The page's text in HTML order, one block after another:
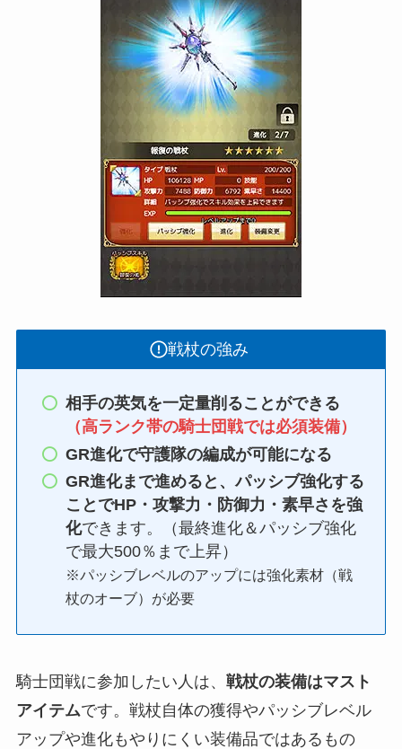
戦杖の強み
相手の英気を一定量削ることができる
（高ランク帯の騎士団戦では必須装備）
GR進化で守護隊の編成が可能になる
GR進化まで進めると、パッシブ強化する
ことでHP・攻撃力・防御力・素早さを強
化できます。（最終進化＆パッシブ強化
で最大500％まで上昇）
※パッシブレベルのアップには強化素材（戦
杖のオーブ）が必要
騎士団戦に参加したい人は、 戦杖の装備はマスト
アイテムです。戦杖自体の獲得やパッシブレベル
アップや進化もやりにくい装備品ではあるもの